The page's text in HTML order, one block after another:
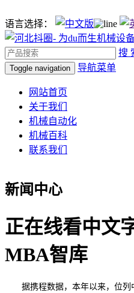
语言选择：
搜
Toggle navigation 导航菜单
网站首页
关于我们
机械自动化
机械百科
联系我们
新闻中心
正在线看中文
MBA智库
据携程数据，本年以来，位列